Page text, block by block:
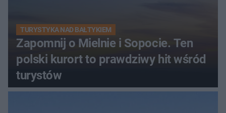
TURYSTYKA NAD BAŁTYKIEM
Zapomnij o Mielnie i Sopocie. Ten
polski kurort to prawdziwy hit wśród
turystów